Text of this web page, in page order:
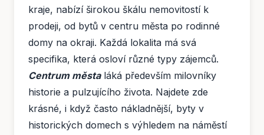
kraje, nabízí širokou škálu nemovitostí k
prodeji, od bytů v centru města po rodinné
domy na okraji. Každá lokalita má svá
specifika, která osloví různé typy zájemců.
Centrum městaláká především milovníky
historie a pulzujícího života. Najdete zde
krásné, i když často nákladnější, byty v
historických domech s výhledem na náměstí